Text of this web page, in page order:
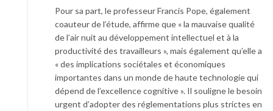
Pour sa part, le professeur Francis Pope, également
coauteur de l’étude, affirme que « la mauvaise qualité
de l’air nuit au développement intellectuel et à la
productivité des travailleurs », mais également qu’elle a
« des implications sociétales et économiques
importantes dans un monde de haute technologie qui
dépend de l’excellence cognitive ». Il souligne le besoin
urgent d’adopter des réglementations plus strictes en